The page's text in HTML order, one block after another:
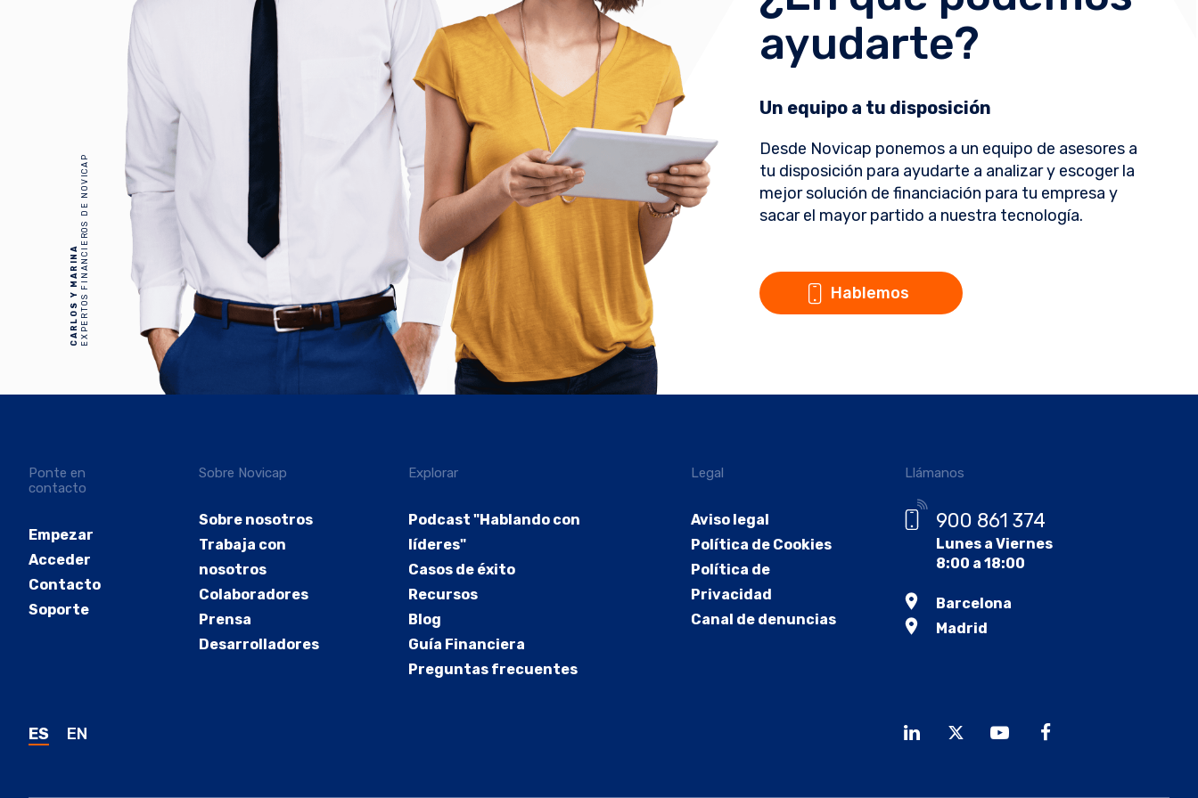
ayudarte?
Un equipo a tu disposición
Desde Novicap ponemos a un equipo de asesores a
tu disposición para ayudarte a analizar y escoger la
mejor solución de financiación para tu empresa y
sacar el mayor partido a nuestra tecnología.
Hablemos
CARLOS Y MARINAEXPERTOS FINANCIEROS DE NOVICAP
Ponte en
contacto
Empezar
Acceder
Contacto
Soporte
Sobre Novicap
Sobre nosotros
Trabaja con
nosotros
Colaboradores
Prensa
Desarrolladores
Explorar
Podcast "Hablando con
líderes"
Casos de éxito
Recursos
Blog
Guía Financiera
Preguntas frecuentes
Legal
Aviso legal
Política de Cookies
Política de
Privacidad
Canal de denuncias
Llámanos
900 861 374
Lunes a Viernes
8:00 a 18:00
Barcelona
Madrid
ES EN